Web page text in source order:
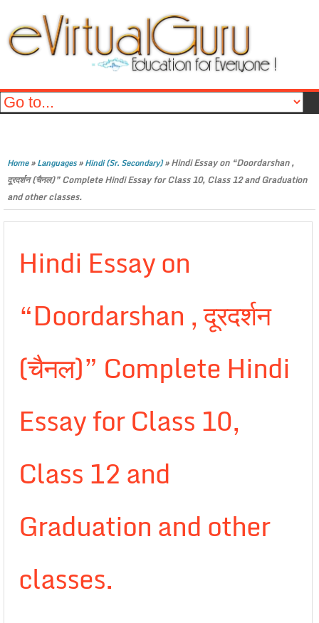
Home»Languages»Hindi (Sr. Secondary)»Hindi Essay on “Doordarshan ,
दूरदर्शन (चैनल)” Complete Hindi Essay for Class 10, Class 12 and Graduation
and other classes.
Hindi Essay on
“Doordarshan , दूरदर्शन
(चैनल)” Complete Hindi
Essay for Class 10,
Class 12 and
Graduation and other
classes.